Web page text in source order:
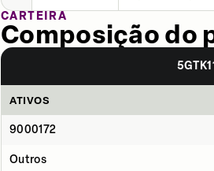
CARTEIRA
Composição do
5GTK11
ATIVOS
9000172
Outros